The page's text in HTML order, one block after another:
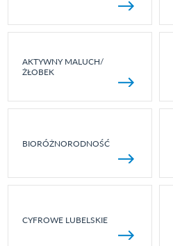
AKTYWNY MALUCH/
ŻŁOBEK
BIORÓŻNORODNOŚĆ
CYFROWE LUBELSKIE